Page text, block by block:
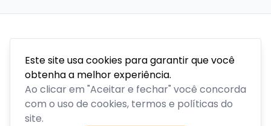
Este site usa cookies para garantir que você
obtenha a melhor experiência.
Ao clicar em "Aceitar e fechar" você concorda
com o uso de cookies, termos e políticas do
site.
Acompanhe todas as notícias sobre o time, venda de
ingressos, serviços aos sócios, serviços aos torcedores e
informações sobre o clube.